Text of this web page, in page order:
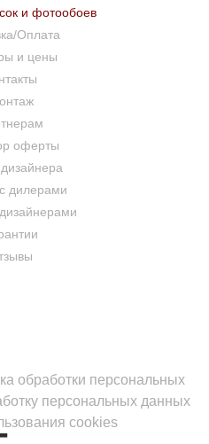
и фотообоев
Оплата
и цены
оферты
дилерами
обработки персональных
персональных данных
cookies